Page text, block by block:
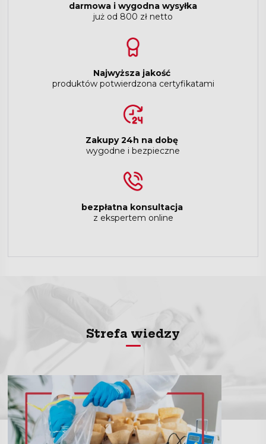
darmowa i wygodna wysyłka
już od 800 zł netto
Najwyższa jakość
produktów potwierdzona certyfikatami
Zakupy 24h na dobę
wygodne i bezpieczne
bezpłatna konsultacja
z ekspertem online
Strefa wiedzy